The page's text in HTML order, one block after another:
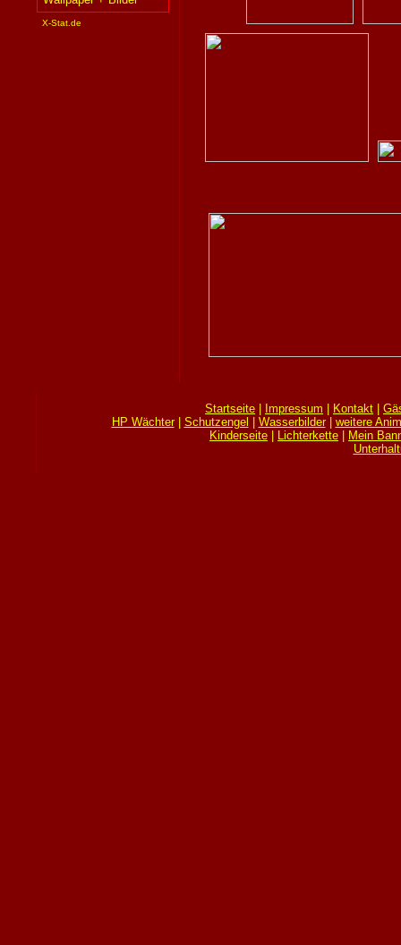
X-Stat.de
Startseite Impressum Kontakt
HP Wächter| Schutzengel Wasserbilder| weitere
Kinderseite
Lichterkette
Mein